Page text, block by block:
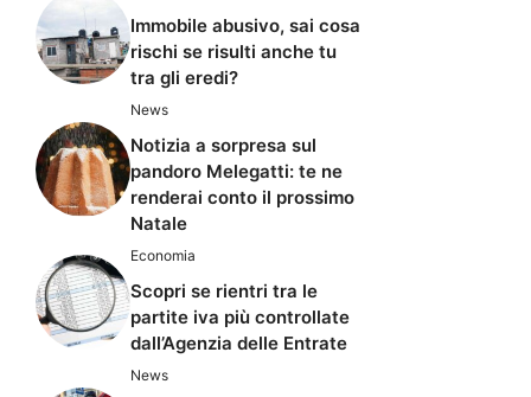
Immobile abusivo, sai cosa
rischi se risulti anche tu
tra gli eredi?
News
Notizia a sorpresa sul
pandoro Melegatti: te ne
renderai conto il prossimo
Natale
Economia
Scopri se rientri tra le
partite iva più controllate
dall’Agenzia delle Entrate
News